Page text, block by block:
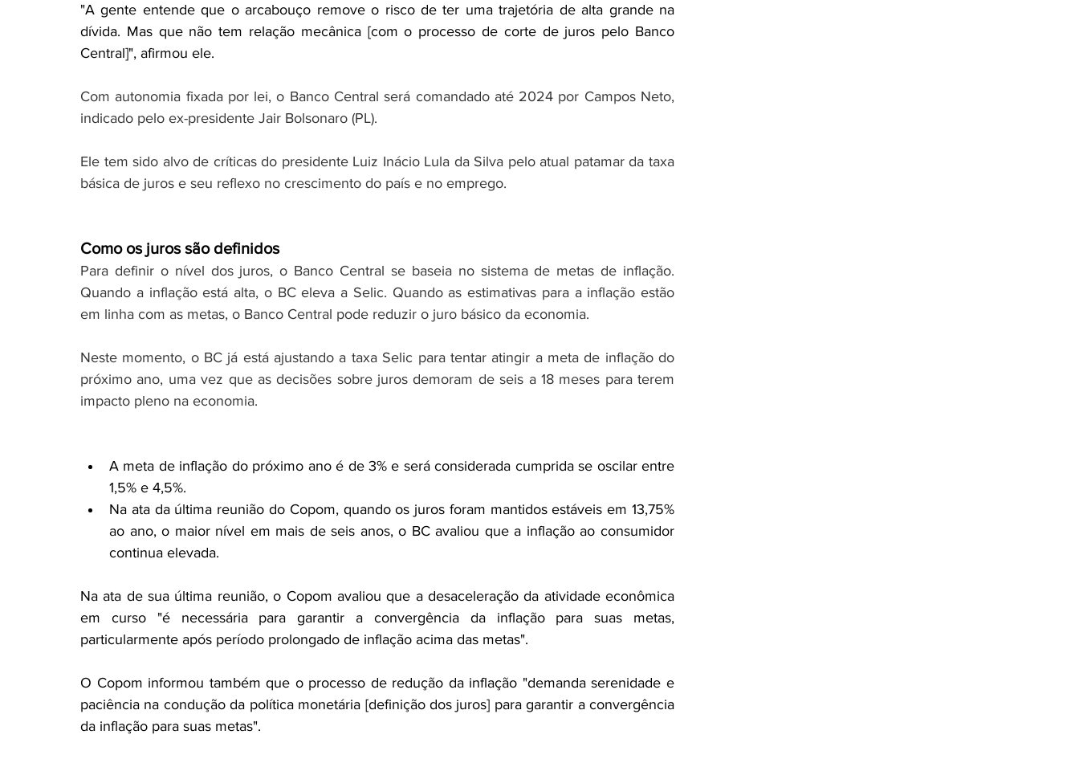
"A gente entende que o arcabouço remove o risco de ter uma trajetória de alta grande na
dívida. Mas que não tem relação mecânica [com o processo de corte de juros pelo Banco
Central]", afirmou ele.
Com autonomia fixada por lei, o Banco Central será comandado até 2024 por Campos Neto,
indicado pelo ex-presidente Jair Bolsonaro (PL).
Ele tem sido alvo de críticas do presidente Luiz Inácio Lula da Silva pelo atual patamar da taxa
básica de juros e seu reflexo no crescimento do país e no emprego.
Como os juros são definidos
Para definir o nível dos juros, o Banco Central se baseia no sistema de metas de inflação.
Quando a inflação está alta, o BC eleva a Selic. Quando as estimativas para a inflação estão
em linha com as metas, o Banco Central pode reduzir o juro básico da economia.
Neste momento, o BC já está ajustando a taxa Selic para tentar atingir a meta de inflação do
próximo ano, uma vez que as decisões sobre juros demoram de seis a 18 meses para terem
impacto pleno na economia.
A meta de inflação do próximo ano é de 3% e será considerada cumprida se oscilar entre
1,5% e 4,5%.
Na ata da última reunião do Copom, quando os juros foram mantidos estáveis em 13,75%
ao ano, o maior nível em mais de seis anos, o BC avaliou que a inflação ao consumidor
continua elevada.
Na ata de sua última reunião, o Copom avaliou que a desaceleração da atividade econômica
em curso "é necessária para garantir a convergência da inflação para suas metas,
particularmente após período prolongado de inflação acima das metas".
O Copom informou também que o processo de redução da inflação "demanda serenidade e
paciência na condução da política monetária [definição dos juros] para garantir a convergência
da inflação para suas metas".